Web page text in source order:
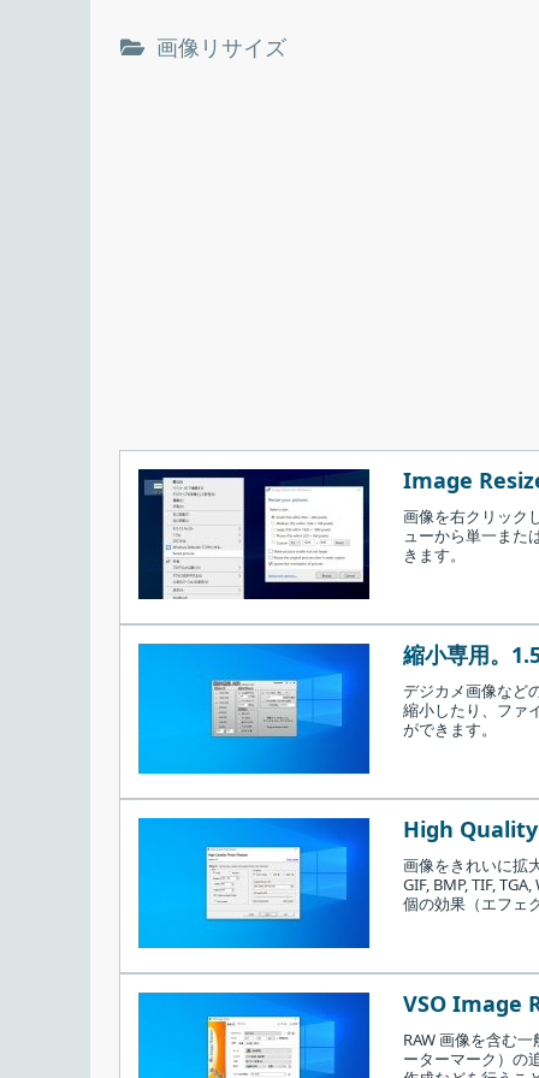
画像リサイズ
Image
画像を右クリック
ューから単一また
きます。
縮小専用。
デジカメ画像など
縮小したり、ファ
ができます。
High
画像をきれいに拡
GIF, BMP, TIF,
個の効果（エフェ
VSO Image
RAW 画像を含む
ーターマーク）の